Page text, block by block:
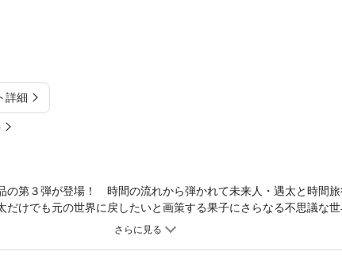
詳細
の第３弾が登場！ 時間の流れから弾かれて未来人・遇太と時間
だけでも元の世界に戻したいと画策する果子にさらなる不思議な世